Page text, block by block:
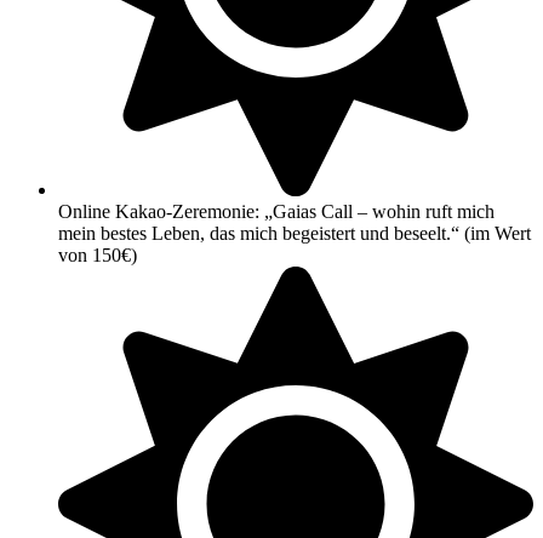
Online Kakao-Zeremonie: „Gaias Call – wohin ruft mich
mein bestes Leben, das mich begeistert und beseelt.“ (im Wert
von 150€)